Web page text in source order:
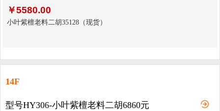
￥5580.00
小叶紫檀老料二胡35128（现货）
14F
型号HY306-小叶紫檀老料二胡6860元